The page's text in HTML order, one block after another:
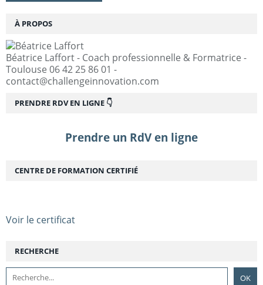
RECHERCHE
À PROPOS
Béatrice Laffort - Coach professionnelle & Formatrice -
Toulouse 06 42 25 86 01 -
contact@challengeinnovation.com
PRENDRE RDV EN LIGNE 👇
Prendre un RdV en ligne
CENTRE DE FORMATION CERTIFIÉ
Voir le certificat